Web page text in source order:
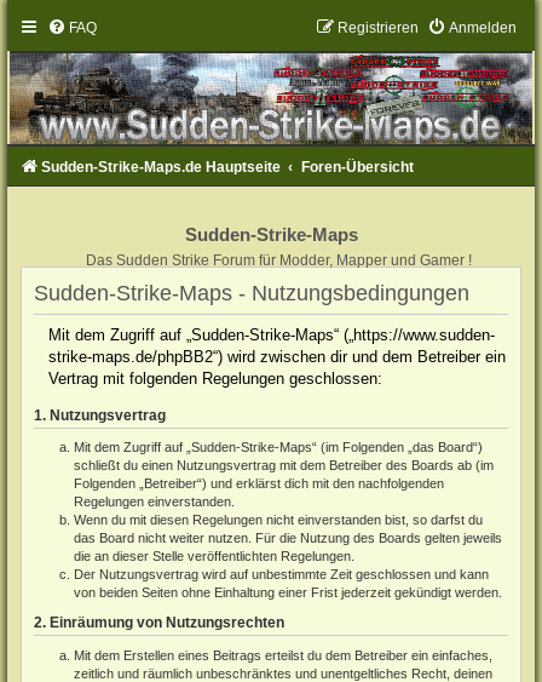
FAQ Anmelden
Registrieren
Sudden-Strike-Maps.de Hauptseite Foren-Übersicht
Sudden-Strike-Maps
Das Sudden Strike Forum für Modder, Mapper und Gamer !
Sudden-Strike-Maps - Nutzungsbedingungen
Mit dem Zugriff auf „Sudden-Strike-Maps“ („https://www.sudden-
strike-maps.de/phpBB2“) wird zwischen dir und dem Betreiber ein
Vertrag mit folgenden Regelungen geschlossen:
1. Nutzungsvertrag
Mit dem Zugriff auf „Sudden-Strike-Maps“ (im Folgenden „das Board“)
schließt du einen Nutzungsvertrag mit dem Betreiber des Boards ab (im
Folgenden „Betreiber“) und erklärst dich mit den nachfolgenden
Regelungen einverstanden.
Wenn du mit diesen Regelungen nicht einverstanden bist, so darfst du
das Board nicht weiter nutzen. Für die Nutzung des Boards gelten jeweils
die an dieser Stelle veröffentlichten Regelungen.
Der Nutzungsvertrag wird auf unbestimmte Zeit geschlossen und kann
von beiden Seiten ohne Einhaltung einer Frist jederzeit gekündigt werden.
2. Einräumung von Nutzungsrechten
Mit dem Erstellen eines Beitrags erteilst du dem Betreiber ein einfaches,
zeitlich und räumlich unbeschränktes und unentgeltliches Recht, deinen